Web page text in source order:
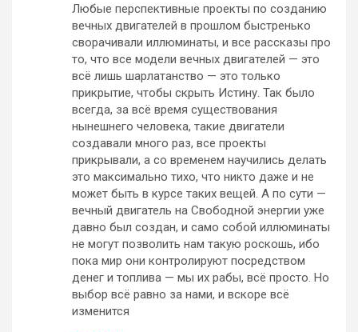
Любые перспективные проекты по созданию
вечных двигателей в прошлом быстренько
сворачивали иллюминаты, и все рассказы про
то, что все модели вечных двигателей — это
всё лишь шарлатанство — это только
прикрытие, чтобы скрыть Истину. Так было
всегда, за всё время существования
нынешнего человека, такие двигатели
создавали много раз, все проекты
прикрывали, а со временем научились делать
это максимально тихо, что никто даже и не
может быть в курсе таких вещей. А по сути —
вечный двигатель на Свободной энергии уже
давно был создан, и само собой иллюминаты
не могут позволить нам такую роскошь, ибо
пока мир они контролируют посредством
денег и топлива — мы их рабы, всё просто. Но
выбор всё равно за нами, и вскоре всё
изменится